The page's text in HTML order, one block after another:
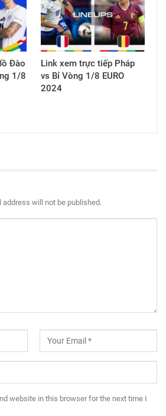
Đào
1/8
Link xem trực tiếp Pháp
vs Bỉ Vòng 1/8 EURO
2024
address will not be published.
website in this browser for the next time I